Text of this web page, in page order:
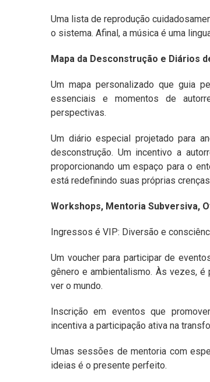
Uma lista de reprodução
o sistema. Afinal, a música é uma
Mapa da Desconstrução e Diários
Um mapa personalizado que guia
essenciais e momentos de
perspectivas.
Um diário especial projetado para
desconstrução. Um incentivo a
proporcionando um espaço para o
está redefinindo suas próprias
Workshops, Mentoria Subversiva,
Ingressos é VIP: Diversão e
Um voucher para participar de
gênero e ambientalismo. Às vezes, é
ver o mundo.
Inscrição em eventos que
incentiva a participação ativa na
Umas sessões de mentoria com
ideias é o presente perfeito.